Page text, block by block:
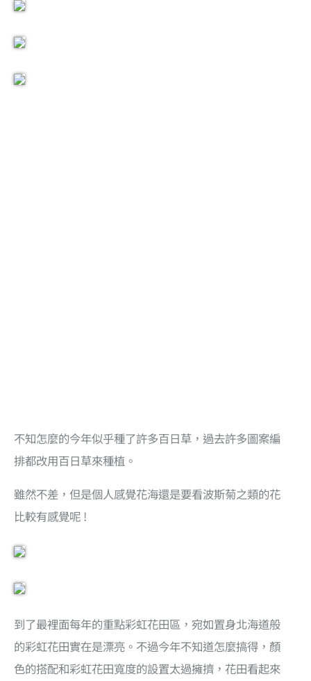
不知怎麼的今年似乎種了許多百日草，過去許多圖案編
排都改用百日草來種植。
雖然不差，但是個人感覺花海還是要看波斯菊之類的花
比較有感覺呢 !
到了最裡面每年的重點彩虹花田區，宛如置身北海道般
的彩虹花田實在是漂亮。不過今年不知道怎麼搞得，顏
色的搭配和彩虹花田寬度的設置太過擁擠，花田看起來